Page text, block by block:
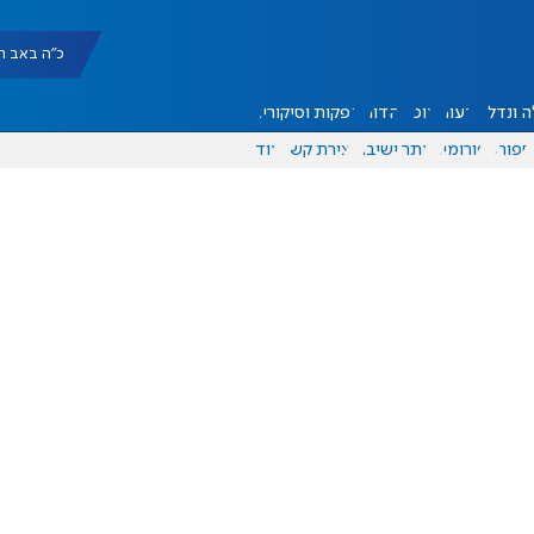
כ"ה באב תשפ"ו
ונדל"ן דעות אוכל יהדות הפקות וסיקורים
ספורט פורומים אתר ישיבה יצירת קשר עוד